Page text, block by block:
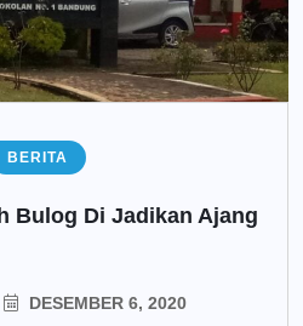
BERITA
Bulog Di Jadikan Ajang
DESEMBER 6, 2020